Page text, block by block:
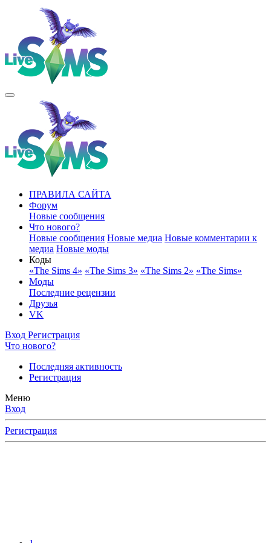
ПРАВИЛА САЙТА
Форум
Новые сообщения
Что нового?
Новые сообщения Новые медиа Новые комментарии к
медиа Новые моды
Коды
«The Sims 4» «The Sims 3» «The Sims 2» «The Sims»
Моды
Последние рецензии
Друзья
VK
Вход Регистрация
Что нового?
Последняя активность
Регистрация
Меню
Вход
Регистрация